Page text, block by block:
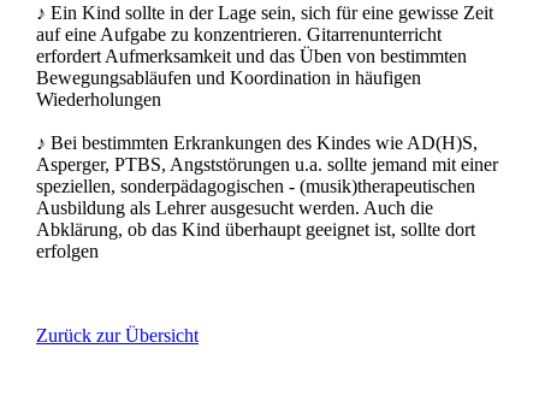
♪ Ein Kind sollte in der Lage sein, sich für eine gewisse Zeit
auf eine Aufgabe zu konzentrieren. Gitarrenunterricht
erfordert Aufmerksamkeit und das Üben von bestimmten
Bewegungsabläufen und Koordination in häufigen
Wiederholungen
♪ Bei bestimmten Erkrankungen des Kindes wie AD(H)S,
Asperger, PTBS, Angststörungen u.a. sollte jemand mit einer
speziellen, sonderpädagogischen - (musik)therapeutischen
Ausbildung als Lehrer ausgesucht werden. Auch die
Abklärung, ob das Kind überhaupt geeignet ist, sollte dort
erfolgen
Zurück zur Übersicht